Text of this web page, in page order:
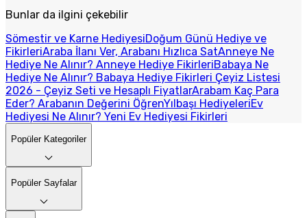
Bunlar da ilgini çekebilir
Sömestir ve Karne HediyesiDoğum Günü Hediye ve
FikirleriAraba İlanı Ver, Arabanı Hızlıca SatAnneye Ne
Hediye Ne Alınır? Anneye Hediye FikirleriBabaya Ne
Hediye Ne Alınır? Babaya Hediye Fikirleri Çeyiz Listesi
2026 - Çeyiz Seti ve Hesaplı FiyatlarArabam Kaç Para
Eder? Arabanın Değerini ÖğrenYılbaşı HediyeleriEv
Hediyesi Ne Alınır? Yeni Ev Hediyesi Fikirleri
Popüler Kategoriler
Popüler Sayfalar